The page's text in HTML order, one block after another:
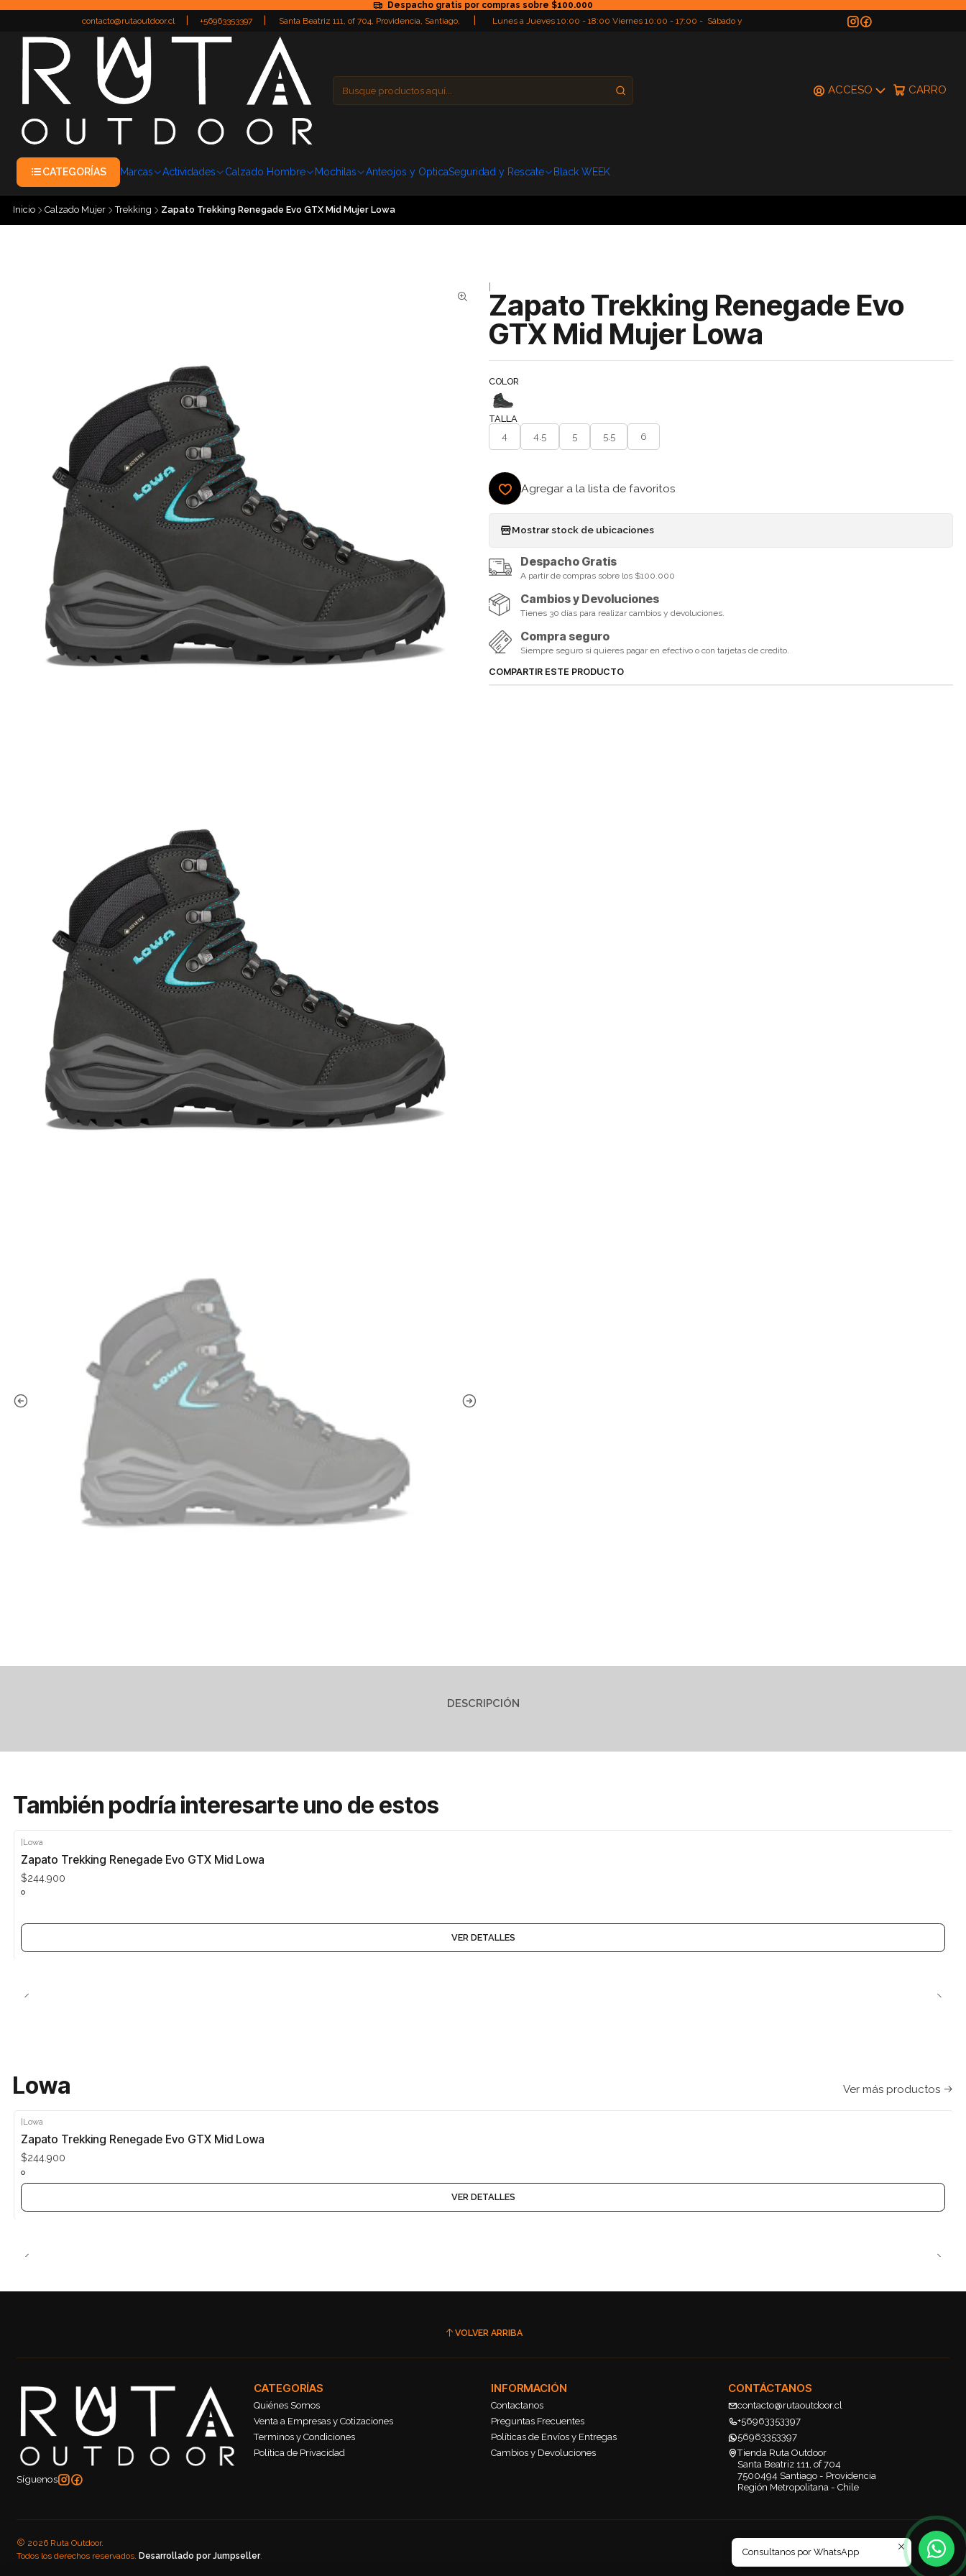
Despacho gratis por compras sobre $100.000
contacto@rutaoutdoor.cl
+56963353397
Santa Beatriz 111, of 704, Providencia, Santiago,
Lunes a Jueves 10:00 - 18:00 Viernes 10:00 - 17:00 - Sábado y
ACCESO CARRO
CATEGORÍAS Marcas Actividades Calzado Hombre Mochilas Anteojos y OpticaSeguridad y Rescate Black WEEK
Inicio Calzado Mujer Trekking Zapato Trekking Renegade Evo GTX Mid Mujer Lowa
|
Zapato Trekking Renegade Evo
GTX Mid Mujer Lowa
COLOR
TALLA
4 4.5 5 5.5 6
Agregar a la lista de favoritos
Mostrar stock de ubicaciones
Despacho Gratis
A partir de compras sobre los $100.000
Cambios y Devoluciones
Tienes 30 días para realizar cambios y devoluciones.
Compra seguro
Siempre seguro si quieres pagar en efectivo o con tarjetas de credito.
COMPARTIR ESTE PRODUCTO
DESCRIPCIÓN
También podría interesarte uno de estos
Agotado
|Lowa
Zapato Trekking Renegade Evo GTX Mid Lowa
$244.900
VER DETALLES
Lowa Ver más productos
Agotado
Lowa
Zapato Trekking Renegade Evo GTX Mid Lowa
$244.900
VER DETALLES
VOLVER ARRIBA
Síguenos
CATEGORÍAS
Quiénes Somos
Venta a Empresas y Cotizaciones
Terminos y Condiciones
Política de Privacidad
INFORMACIÓN
Contactanos
Preguntas Frecuentes
Políticas de Envíos y Entregas
Cambios y Devoluciones
CONTÁCTANOS
contacto@rutaoutdoor.cl
+56963353397
56963353397
Tienda Ruta Outdoor
Santa Beatriz 111, of 704
7500494 Santiago - Providencia
Región Metropolitana - Chile
2026 Ruta Outdoor.
Todos los derechos reservados.Desarrollado por Jumpseller. Consultanos por WhatsApp